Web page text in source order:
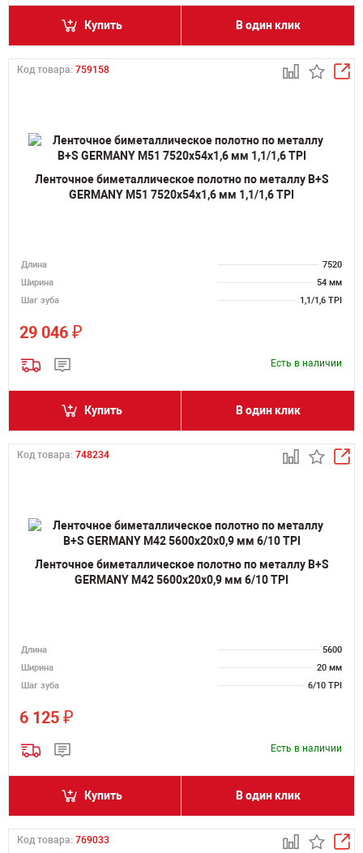
Купить В один клик
Код товара: 759158
Ленточное биметаллическое полотно по металлу B+S
GERMANY M51 7520х54х1,6 мм 1,1/1,6 TPI
Длина
7520
Ширина
54 мм
Шаг зуба
1,1/1,6 TPI
29 046 ₽
Есть в наличии
Купить В один клик
Код товара: 748234
Ленточное биметаллическое полотно по металлу B+S
GERMANY M42 5600х20х0,9 мм 6/10 TPI
Длина
5600
Ширина
20 мм
Шаг зуба
6/10 TPI
6 125 ₽
Есть в наличии
Купить В один клик
Код товара: 769033